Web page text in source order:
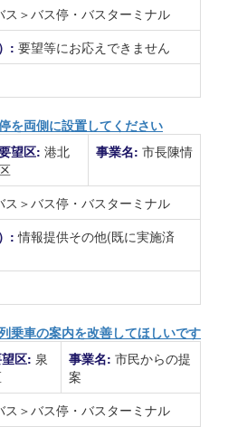
ス＞バス停・バスターミナル
: 要望等にお応えできません
を両側に設置してください
望区: 港北
区
事業名: 市長陳情
ス＞バス停・バスターミナル
:情報提供その他(既に実施済
乗車の案内を改善してほしいです
区: 泉
事業名: 市民からの提
案
ス＞バス停・バスターミナル